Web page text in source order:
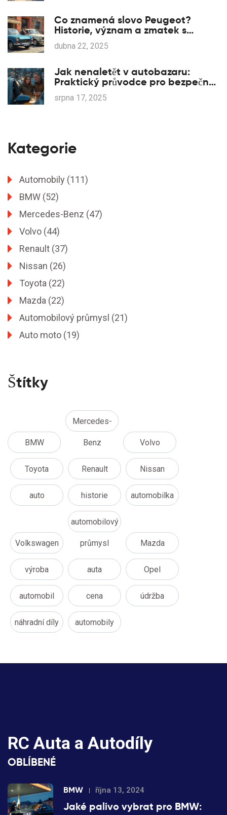
Co znamená slovo Peugeot?
Historie, význam a zmatek s
Opelem
dubna 22, 2025
Jak nenaletět v autobazaru:
Praktický průvodce pro bezpečný
nákup ojetiny 2025
srpna 17, 2025
Kategorie
Automobily (111)
BMW (52)
Mercedes-Benz (47)
Volvo (44)
Renault (37)
Nissan (26)
Toyota (22)
Mazda (22)
Automobilový průmysl (21)
Auto moto (19)
Štítky
BMW
Mercedes-
Benz Volvo
Toyota Renault Nissan
auto historie automobilka
Volkswagen
automobilový
průmysl Mazda
výroba auta Opel
automobil cena údržba
náhradní díly automobily
RC Auta a Autodíly
OBLÍBENÉ
BMW října 13, 2024
Jaké palivo vybrat pro BMW: